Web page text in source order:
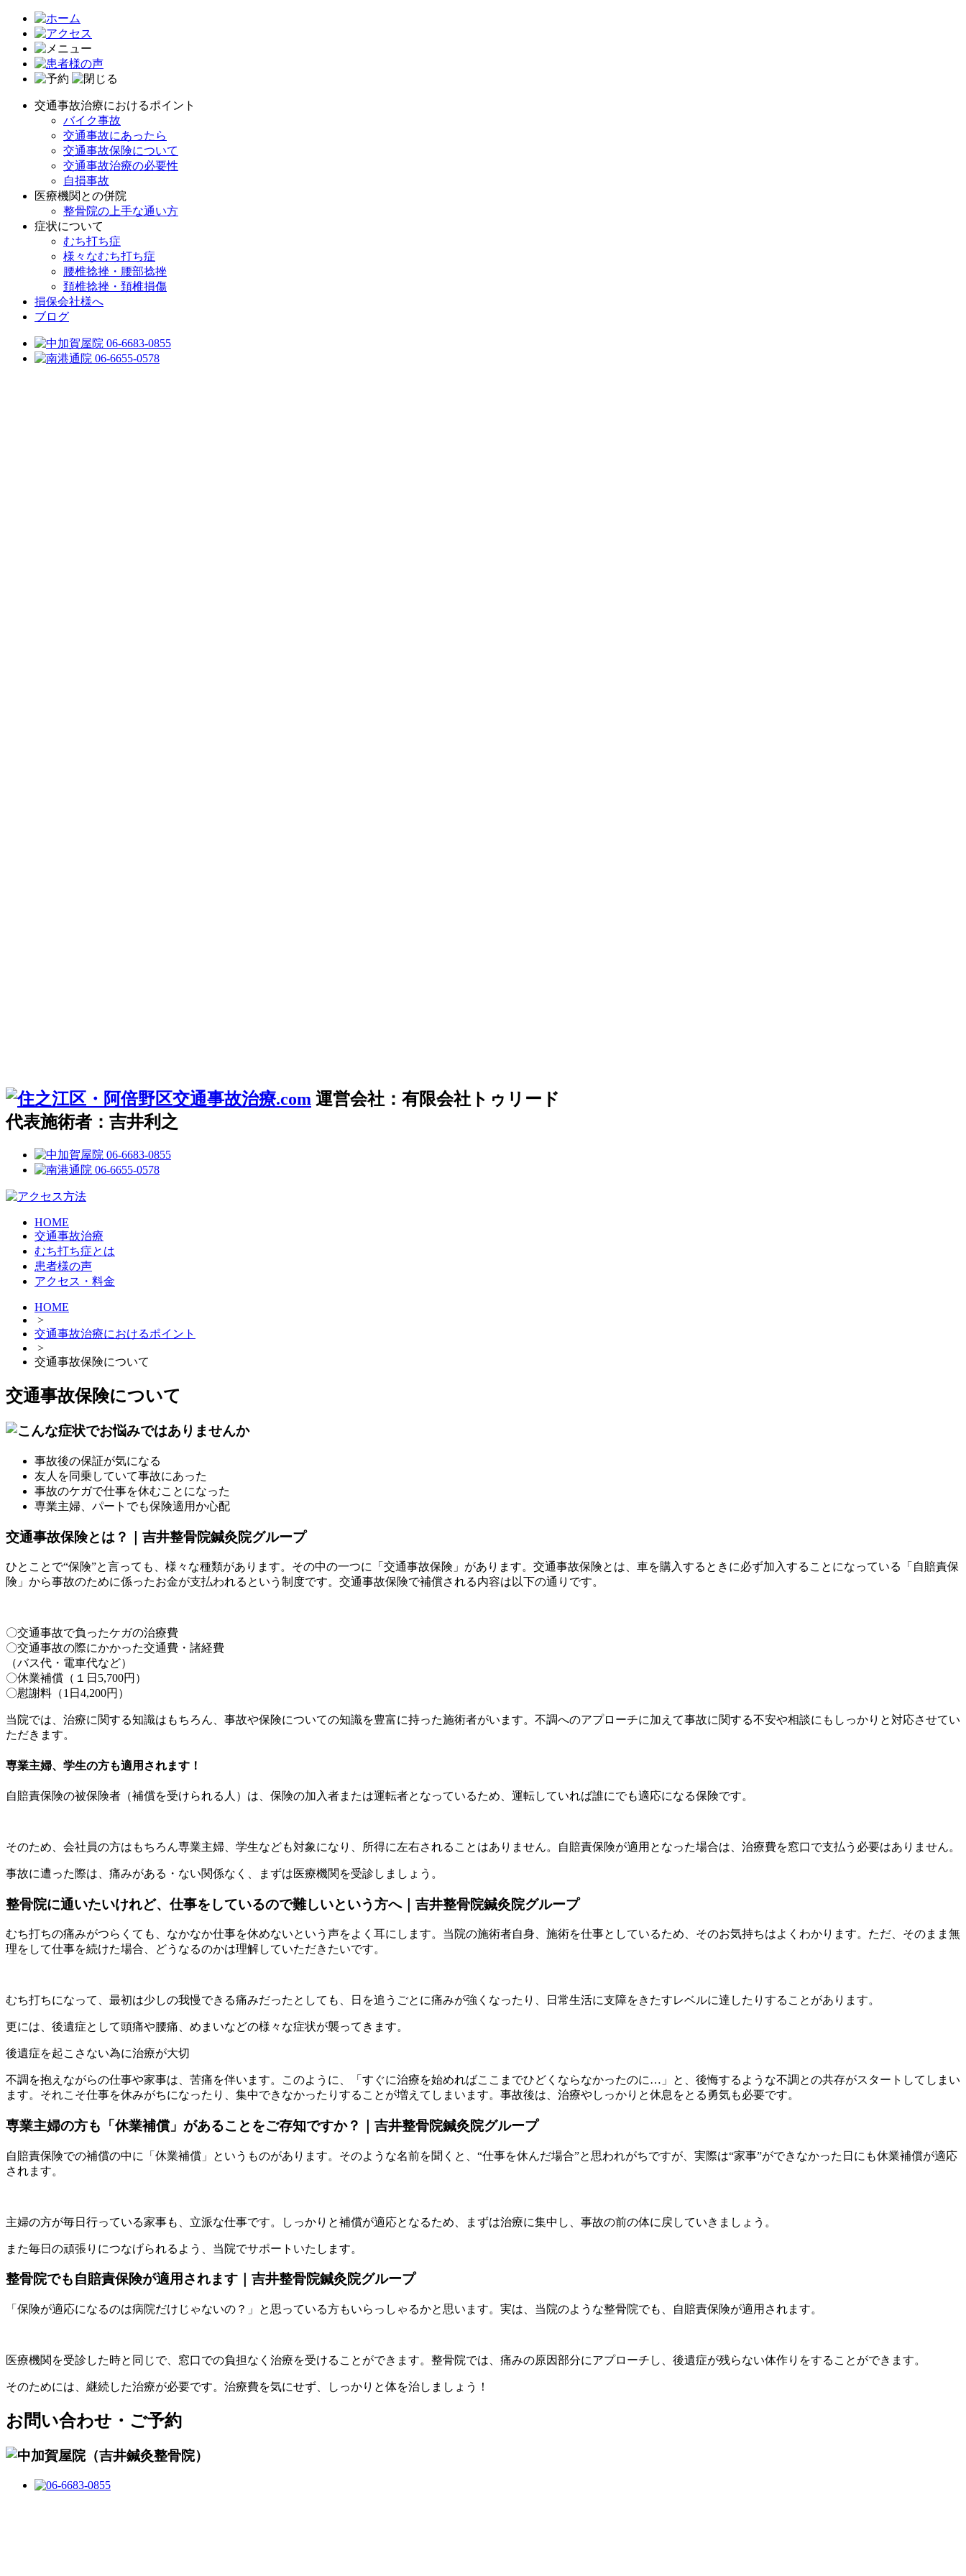
交通事故治療におけるポイント
バイク事故
交通事故にあったら
交通事故保険について
交通事故治療の必要性
自損事故
医療機関との併院
整骨院の上手な通い方
症状について
むち打ち症
様々なむち打ち症
腰椎捻挫・腰部捻挫
頚椎捻挫・頚椎損傷
損保会社様へ
ブログ
運営会社：有限会社トゥリード
代表施術者：吉井利之
HOME
交通事故治療
むち打ち症とは
患者様の声
アクセス・料金
HOME
>
交通事故治療におけるポイント
>
交通事故保険について
交通事故保険について
事故後の保証が気になる
友人を同乗していて事故にあった
事故のケガで仕事を休むことになった
専業主婦、パートでも保険適用か心配
交通事故保険とは？｜吉井整骨院鍼灸院グループ
ひとことで“保険”と言っても、様々な種類があります。その中の一つに「交通事故保険」があります。交通事故保険とは、車を購入するときに必ず加入することになっている「自賠責保
険」から事故のために係ったお金が支払われるという制度です。交通事故保険で補償される内容は以下の通りです。
〇交通事故で負ったケガの治療費
〇交通事故の際にかかった交通費・諸経費
（バス代・電車代など）
〇休業補償（１日5,700円）
〇慰謝料（1日4,200円）
当院では、治療に関する知識はもちろん、事故や保険についての知識を豊富に持った施術者がいます。不調へのアプローチに加えて事故に関する不安や相談にもしっかりと対応させてい
ただきます。
専業主婦、学生の方も適用されます！
自賠責保険の被保険者（補償を受けられる人）は、保険の加入者または運転者となっているため、運転していれば誰にでも適応になる保険です。
そのため、会社員の方はもちろん専業主婦、学生なども対象になり、所得に左右されることはありません。自賠責保険が適用となった場合は、治療費を窓口で支払う必要はありません。
事故に遭った際は、痛みがある・ない関係なく、まずは医療機関を受診しましょう。
整骨院に通いたいけれど、仕事をしているので難しいという方へ｜吉井整骨院鍼灸院グループ
むち打ちの痛みがつらくても、なかなか仕事を休めないという声をよく耳にします。当院の施術者自身、施術を仕事としているため、そのお気持ちはよくわかります。ただ、そのまま無
理をして仕事を続けた場合、どうなるのかは理解していただきたいです。
むち打ちになって、最初は少しの我慢できる痛みだったとしても、日を追うごとに痛みが強くなったり、日常生活に支障をきたすレベルに達したりすることがあります。
更には、後遺症として頭痛や腰痛、めまいなどの様々な症状が襲ってきます。
後遺症を起こさない為に治療が大切
不調を抱えながらの仕事や家事は、苦痛を伴います。このように、「すぐに治療を始めればここまでひどくならなかったのに…」と、後悔するような不調との共存がスタートしてしまい
ます。それこそ仕事を休みがちになったり、集中できなかったりすることが増えてしまいます。事故後は、治療やしっかりと休息をとる勇気も必要です。
専業主婦の方も「休業補償」があることをご存知ですか？｜吉井整骨院鍼灸院グループ
自賠責保険での補償の中に「休業補償」というものがあります。そのような名前を聞くと、“仕事を休んだ場合”と思われがちですが、実際は“家事”ができなかった日にも休業補償が適応
されます。
主婦の方が毎日行っている家事も、立派な仕事です。しっかりと補償が適応となるため、まずは治療に集中し、事故の前の体に戻していきましょう。
また毎日の頑張りにつなげられるよう、当院でサポートいたします。
整骨院でも自賠責保険が適用されます｜吉井整骨院鍼灸院グループ
「保険が適応になるのは病院だけじゃないの？」と思っている方もいらっしゃるかと思います。実は、当院のような整骨院でも、自賠責保険が適用されます。
医療機関を受診した時と同じで、窓口での負担なく治療を受けることができます。整骨院では、痛みの原因部分にアプローチし、後遺症が残らない体作りをすることができます。
そのためには、継続した治療が必要です。治療費を気にせず、しっかりと体を治しましょう！
お問い合わせ・ご予約